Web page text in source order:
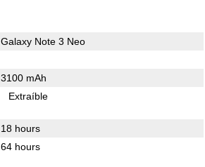
Galaxy Note 3 Neo
3100 mAh
Extraíble
18 hours
64 hours